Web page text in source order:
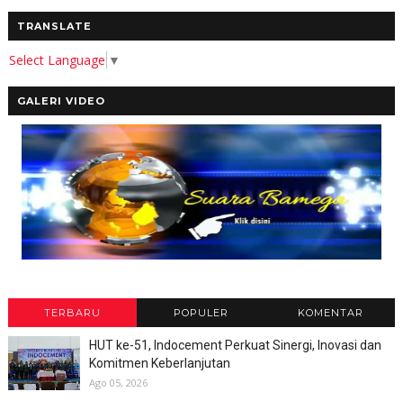
TRANSLATE
Select Language ▼
GALERI VIDEO
TERBARU POPULER KOMENTAR
HUT ke-51, Indocement Perkuat Sinergi, Inovasi dan
Komitmen Keberlanjutan
Ago 05, 2026